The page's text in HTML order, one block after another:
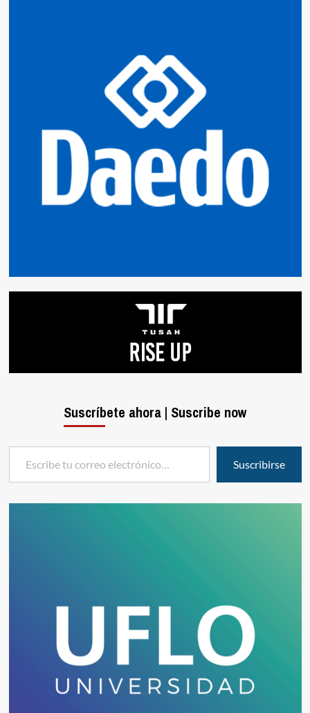
Suscríbete ahora | Suscribe now
Escribe tu correo electrónico…
Suscribirse